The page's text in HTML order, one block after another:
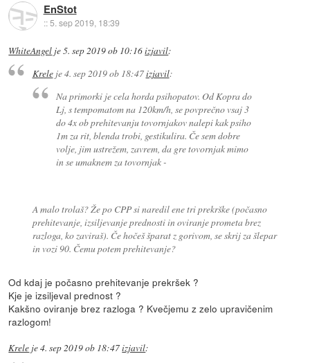
EnStot
::5. sep 2019, 18:39
WhiteAngel je5. sep 2019 ob 10:16izjavil:
Kreleje4. sep 2019 ob 18:47izjavil:
Na primorki je cela horda psihopatov. Od Kopra do
Lj, s tempomatom na 120km/h, se povprečno vsaj 3
do 4x ob prehitevanju tovornjakov nalepi kak psiho
1m za rit, blenda trobi, gestikulira. Če sem dobre
volje, jim ustrežem, zavrem, da gre tovornjak mimo
in se umaknem za tovornjak -
A malo trolaš? Že po CPP si naredil ene tri prekrške (počasno
prehitevanje, izsiljevanje prednosti in oviranje prometa brez
razloga, ko zaviraš). Če hočeš šparat z gorivom, se skrij za šlepar
in vozi 90. Čemu potem prehitevanje?
Od kdaj je počasno prehitevanje prekršek ?
Kje je izsiljeval prednost ?
Kakšno oviranje brez razloga ? Kvečjemu z zelo upravičenim
razlogom!
Krele je4. sep 2019 ob 18:47izjavil: